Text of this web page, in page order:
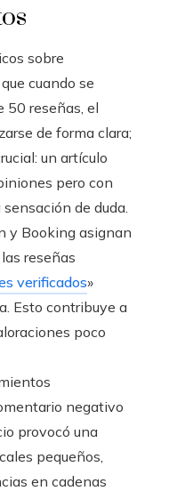
sobre
cuando se
50 reseñas, el
de forma clara;
un artículo
pero con
de duda.
y Booking asignan
reseñas
verificados»
Esto contribuye a
poco
negativo
provocó una
pequeños,
en cadenas